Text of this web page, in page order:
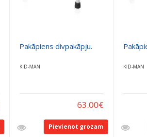
Pakāpiens divpakāpju.
KID-MAN
63.00€
Pievienot grozam
KID-MAN